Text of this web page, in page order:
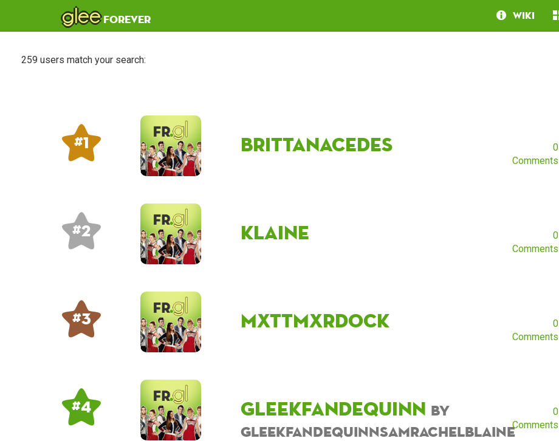
gleeforever Wiki
259 users match your search:
# 1 Brittanacedes
0
Comments
# 2 klaine
0
Comments
# 3 mxttmxrdock
0
Comments
# 4 Gleekfandequinn by
Gleekfandequinnsamrachelblaine
0
Comments